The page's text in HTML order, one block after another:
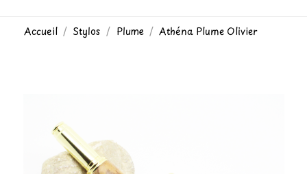
Accueil Stylos Plume Athéna Plume Olivier